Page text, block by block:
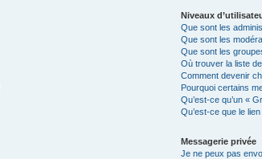
Niveaux
Que sont les
Que sont les
Que sont les
Où trouver la liste
Comment devenir
Pourquoi certains
Qu’est-ce qu’un «
Qu’est-ce que le
Messagerie privée
Je ne peux pas